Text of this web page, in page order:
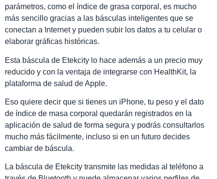
parámetros, como el índice de grasa corporal, es mucho
más sencillo gracias a las básculas inteligentes que se
conectan a Internet y pueden subir los datos a tu celular o
elaborar gráficas históricas.
Esta báscula de Etekcity lo hace además a un precio muy
reducido y con la ventaja de integrarse con HealthKit, la
plataforma de salud de Apple.
Eso quiere decir que si tienes un iPhone, tu peso y el dato
de índice de masa corporal quedarán registrados en la
aplicación de salud de forma segura y podrás consultarlos
mucho más fácilmente, incluso si en un futuro decides
cambiar de báscula.
La báscula de Etekcity transmite las medidas al teléfono a